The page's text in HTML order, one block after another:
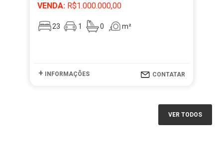
VENDA: R$1.000.000,00
23 1 0 m²
+ INFORMAÇÕES CONTATAR
VER TODOS